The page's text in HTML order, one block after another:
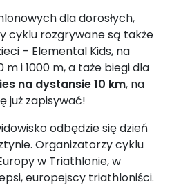
dla dorosłych,
cyklu rozgrywane są także
– Elemental Kids, na
i 1000 m, a taże biegi dla
na dystansie 10 km, na
już zapisywać!
odbędzie się dzień
Organizatorzy cyklu
w Triathlonie, w
europejscy triathloniści.